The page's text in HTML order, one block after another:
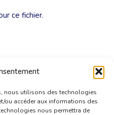
nous utilisons des technologies
ou accéder aux informations des
nous permettra de
ce fichier.